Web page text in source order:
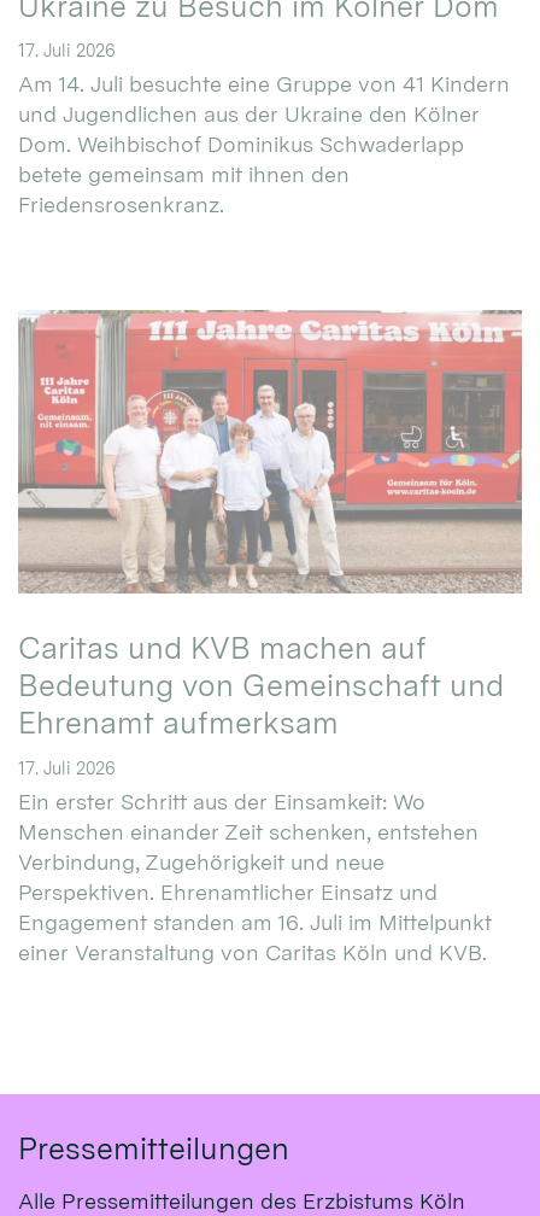
17. Juli 2026
Am 14. Juli besuchte eine Gruppe von 41 Kindern
und Jugendlichen aus der Ukraine den Kölner
Dom. Weihbischof Dominikus Schwaderlapp
betete gemeinsam mit ihnen den
Friedensrosenkranz.
Caritas und KVB machen auf
Bedeutung von Gemeinschaft und
Ehrenamt aufmerksam
17. Juli 2026
Ein erster Schritt aus der Einsamkeit: Wo
Menschen einander Zeit schenken, entstehen
Verbindung, Zugehörigkeit und neue
Perspektiven. Ehrenamtlicher Einsatz und
Engagement standen am 16. Juli im Mittelpunkt
einer Veranstaltung von Caritas Köln und KVB.
Pressemitteilungen
Alle Pressemitteilungen des Erzbistums Köln